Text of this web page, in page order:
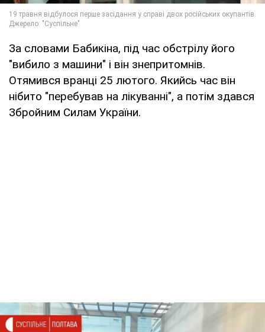
За словами Бабикіна, під час обстрілу його
"вибило з машини" і він знепритомнів.
Отямився вранці 25 лютого. Якийсь час він
нібито "перебував на лікуванні", а потім здався
Збройним Силам України.